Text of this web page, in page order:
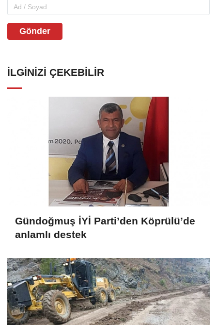
Gönder
İLGINIZI ÇEKEBILIR
Gündoğmuş İYİ Parti’den Köprülü’de
anlamlı destek